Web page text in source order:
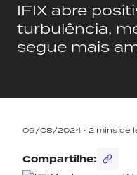
IFIX abre
turbulência,
segue mais
09/08/2024 • 2 mins de
Compartilhe: